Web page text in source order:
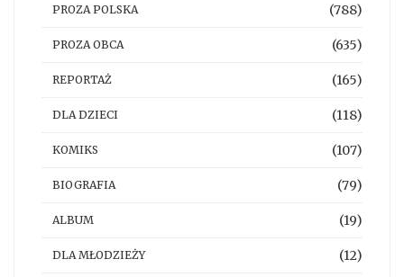
PROZA POLSKA (788)
PROZA OBCA (635)
REPORTAŻ (165)
DLA DZIECI (118)
KOMIKS (107)
BIOGRAFIA (79)
ALBUM (19)
DLA MŁODZIEŻY (12)